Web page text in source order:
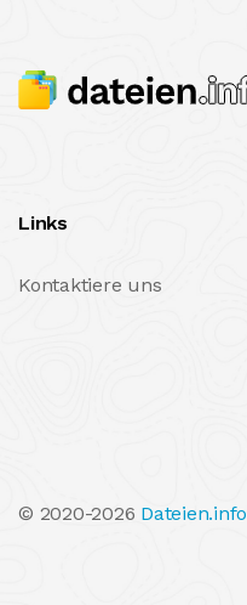
Links
Kontaktiere uns
© 2020-2026 Dateien.info